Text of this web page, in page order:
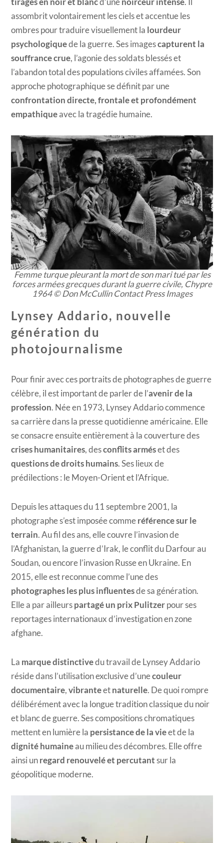
assombrit volontairement les ciels et accentue les
ombres pour traduire visuellement la lourdeur
psychologiquede la guerre. Ses imagescapturent la
souffrance crue , l’agonie des soldats blessés et
l’abandon total des populations civiles affamées. Son
approche photographique se définit par une
confrontation directe, frontale et profondément
empathiqueavec la tragédie humaine.
Femme turque pleurant la mort de son mari tué par les
forces armées grecques durant la guerre civile, Chypre
1964 © Don McCullin Contact Press Images
Lynsey Addario, nouvelle
génération du
photojournalisme
Pour finir avec ces portraits de photographes de guerre
célèbre, il est important de parler de l’avenir de la
profession. Née en 1973, Lynsey Addario commence
sa carrière dans la presse quotidienne américaine. Elle
se consacre ensuite entièrement à la couverture des
crises humanitaires, desconflits arméset des
questions de droits humains. Ses lieux de
prédilections : le Moyen-Orient et l’Afrique.
Depuis les attaques du 11 septembre 2001, la
photographe s’est imposée comme référence sur le
terrain. Au fil des ans, elle couvre l’invasion de
l’Afghanistan, la guerre d’Irak, le conflit du Darfour au
Soudan, ou encore l’invasion Russe en Ukraine. En
2015, elle est reconnue comme l’une des
photographes les plus influentesde sa génération.
Elle a par ailleurs partagé un prix Pulitzer pour ses
reportages internationaux d’investigation en zone
afghane.
La marque distinctivedu travail de Lynsey Addario
réside dans l’utilisation exclusive d’unecouleur
documentaire,vibranteet naturelle. De quoi rompre
délibérément avec la longue tradition classique du noir
et blanc de guerre. Ses compositions chromatiques
mettent en lumière la persistance de la vieet de la
dignité humaineau milieu des décombres. Elle offre
ainsi un regard renouvelé et percutant sur la
géopolitique moderne.